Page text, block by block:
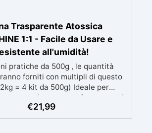
Trasparente Atossica
1:1 - Facile da Usare e
all'umidità!
pratiche da 500g , le quantità
forniti con multipli di questo
= 4 kit da 500g) Ideale per
a prova di errore, perfetta per chi
lucida: garantisce una finitura
e uniforme in ogni condizione.
€21,99